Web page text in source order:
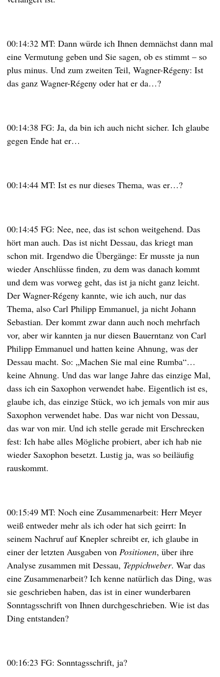
00:14:32 MT: Dann würde ich Ihnen demnächst dann mal
eine Vermutung geben und Sie sagen, ob es stimmt – so
plus minus. Und zum zweiten Teil, Wagner-Régeny: Ist
das ganz Wagner-Régeny oder hat er da…?
00:14:38 FG: Ja, da bin ich auch nicht sicher. Ich glaube
gegen Ende hat er…
00:14:44 MT: Ist es nur dieses Thema, was er…?
00:14:45 FG: Nee, nee, das ist schon weitgehend. Das
hört man auch. Das ist nicht Dessau, das kriegt man
schon mit. Irgendwo die Übergänge: Er musste ja nun
wieder Anschlüsse finden, zu dem was danach kommt
und dem was vorweg geht, das ist ja nicht ganz leicht.
Der Wagner-Régeny kannte, wie ich auch, nur das
Thema, also Carl Philipp Emmanuel, ja nicht Johann
Sebastian. Der kommt zwar dann auch noch mehrfach
vor, aber wir kannten ja nur diesen Bauerntanz von Carl
Philipp Emmanuel und hatten keine Ahnung, was der
Dessau macht. So: „Machen Sie mal eine Rumba“…
keine Ahnung. Und das war lange Jahre das einzige Mal,
dass ich ein Saxophon verwendet habe. Eigentlich ist es,
glaube ich, das einzige Stück, wo ich jemals von mir aus
Saxophon verwendet habe. Das war nicht von Dessau,
das war von mir. Und ich stelle gerade mit Erschrecken
fest: Ich habe alles Mögliche probiert, aber ich hab nie
wieder Saxophon besetzt. Lustig ja, was so beiläufig
rauskommt.
00:15:49 MT: Noch eine Zusammenarbeit: Herr Meyer
weiß entweder mehr als ich oder hat sich geirrt: In
seinem Nachruf auf Knepler schreibt er, ich glaube in
einer der letzten Ausgaben von Positionen, über ihre
Analyse zusammen mit Dessau, Teppichweber. War das
eine Zusammenarbeit? Ich kenne natürlich das Ding, was
sie geschrieben haben, das ist in einer wunderbaren
Sonntagsschrift von Ihnen durchgeschrieben. Wie ist das
Ding entstanden?
00:16:23 FG: Sonntagsschrift, ja?